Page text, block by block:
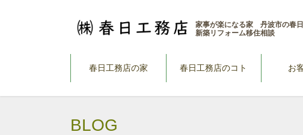
家事が楽になる家 丹波市の春
新築リフォーム移住相談
春日工務店の家 春日工務店のコト お
BLOG